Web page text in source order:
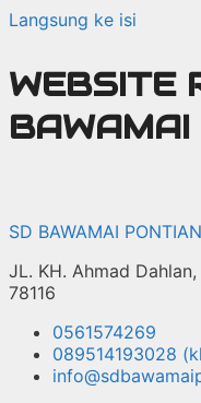
Langsung ke isi
WEBSITE
SD BAWAMAI
JL. KH. Ahmad
78116
0561574269
089514193028